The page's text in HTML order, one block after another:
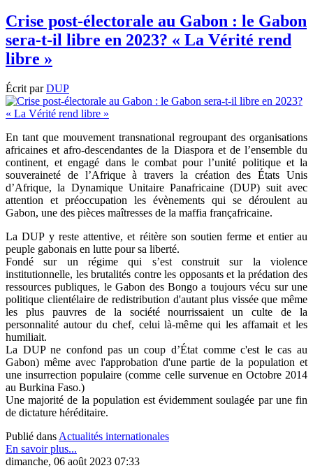
Crise post-électorale au Gabon : le Gabon
sera-t-il libre en 2023? « La Vérité rend
libre »
Écrit parDUP
En tant que mouvement transnational regroupant des organisations
africaines et afro-descendantes de la Diaspora et de l’ensemble du
continent, et engagé dans le combat pour l’unité politique et la
souveraineté de l’Afrique à travers la création des États Unis
d’Afrique, la Dynamique Unitaire Panafricaine (DUP) suit avec
attention et préoccupation les évènements qui se déroulent au
Gabon, une des pièces maîtresses de la maffia françafricaine.
La DUP y reste attentive, et réitère son soutien ferme et entier au
peuple gabonais en lutte pour sa liberté.
Fondé sur un régime qui s’est construit sur la violence
institutionnelle, les brutalités contre les opposants et la prédation des
ressources publiques, le Gabon des Bongo a toujours vécu sur une
politique clientélaire de redistribution d'autant plus vissée que même
les plus pauvres de la société nourrissaient un culte de la
personnalité autour du chef, celui là-même qui les affamait et les
humiliait.
La DUP ne confond pas un coup d’État comme c'est le cas au
Gabon) même avec l'approbation d'une partie de la population et
une insurrection populaire (comme celle survenue en Octobre 2014
au Burkina Faso.)
Une majorité de la population est évidemment soulagée par une fin
de dictature héréditaire.
Publié dans Actualités internationales
En savoir plus...
dimanche, 06 août 2023 07:33